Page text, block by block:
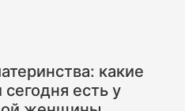
какие
есть у